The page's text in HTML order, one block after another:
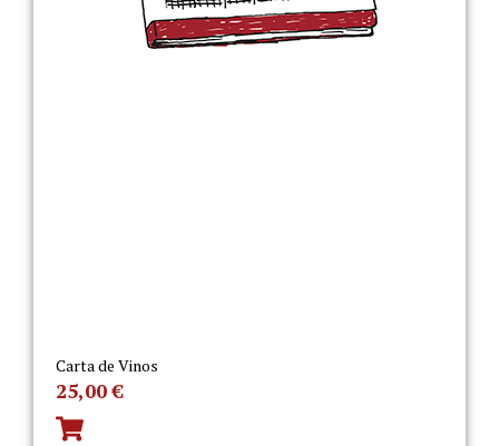
Carta de Vinos
25,00€